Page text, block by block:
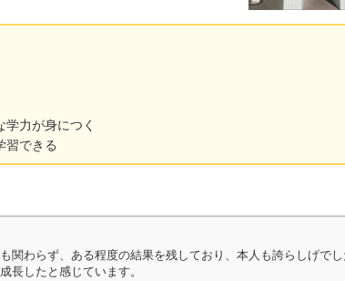
成績保証制度あり
オリジナルテキスト使用
不登校生サポートあり
力が身につく
習できる
わらず、ある程度の結果を残しており、本人も誇らしげで
長したと感じています。